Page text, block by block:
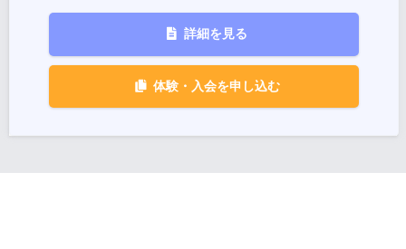
詳細を見る
体験・入会を申し込む